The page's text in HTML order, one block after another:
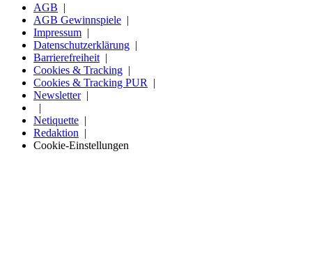
AGB
AGB Gewinnspiele
Impressum
Datenschutzerklärung
Barrierefreiheit
Cookies & Tracking
Cookies & Tracking PUR
Newsletter
Netiquette
Redaktion
Cookie-Einstellungen